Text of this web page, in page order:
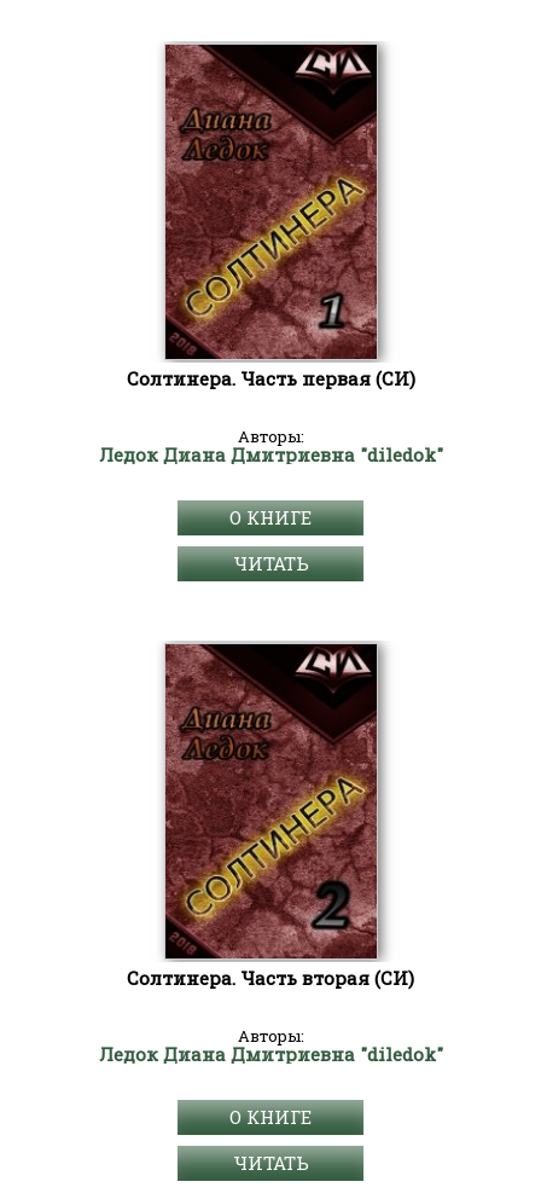
Солтинера. Часть первая (СИ)
Авторы:
Ледок Диана Дмитриевна "diledok"
О КНИГЕ
ЧИТАТЬ
Солтинера. Часть вторая (СИ)
Авторы:
Ледок Диана Дмитриевна "diledok"
О КНИГЕ
ЧИТАТЬ